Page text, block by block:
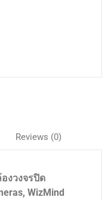
Reviews (0)
องวงจรปิด
WizMind